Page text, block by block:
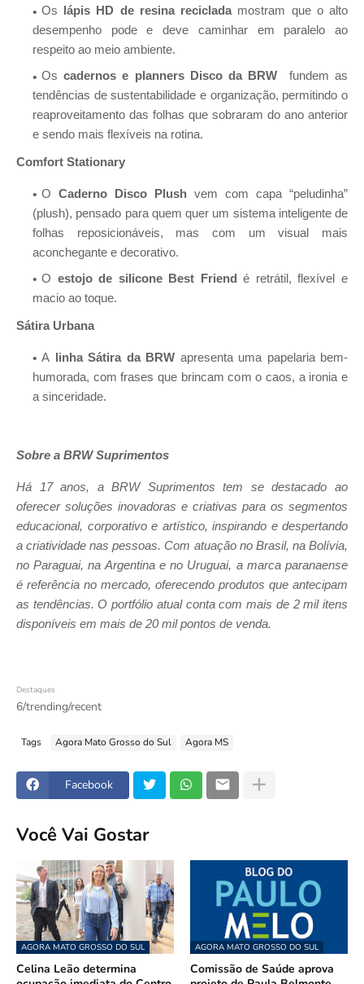
Os lápis HD de resina recicladamostram que o alto
desempenho pode e deve caminhar em paralelo ao
respeito ao meio ambiente.
Oscadernos e planners Disco da BRW fundem as
tendências de sustentabilidade e organização, permitindo o
reaproveitamento das folhas que sobraram do ano anterior
e sendo mais flexíveis na rotina.
Comfort Stationary
O Caderno Disco Plush vem com capa “peludinha”
(plush), pensado para quem quer um sistema inteligente de
folhas reposicionáveis, mas com um visual mais
aconchegante e decorativo.
O estojo de silicone Best Friendé retrátil, flexível e
macio ao toque.
Sátira Urbana
A linha Sátira da BRW apresenta uma papelaria bem-
humorada, com frases que brincam com o caos, a ironia e
a sinceridade.
Sobre a BRW Suprimentos
Há 17 anos, a BRW Suprimentos tem se destacado ao
oferecer soluções inovadoras e criativas para os segmentos
educacional, corporativo e artístico, inspirando e despertando
a criatividade nas pessoas. Com atuação no Brasil, na Bolívia,
no Paraguai, na Argentina e no Uruguai, a marca paranaense
é referência no mercado, oferecendo produtos que antecipam
as tendências. O portfólio atual conta com mais de 2 mil itens
disponíveis em mais de 20 mil pontos de venda.
Destaques
6/trending/recent
Tags Agora Mato Grosso do Sul Agora MS
Facebook
Você Vai Gostar
AGORA MATO GROSSO DO SUL
Celina Leão determina
AGORA MATO GROSSO DO SUL
Comissão de Saúde aprova